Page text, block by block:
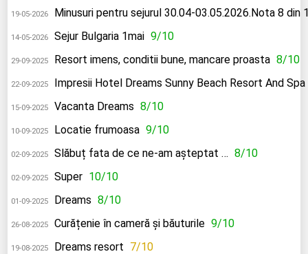
19-05-2026 Minusuri pentru sejurul 30.04-03.05.2026.Nota 8 din
14-05-2026 Sejur Bulgaria 1mai 9/10
29-09-2025 Resort imens, conditii bune, mancare proasta 8/10
22-09-2025 Impresii Hotel Dreams Sunny Beach Resort And Spa
15-09-2025 Vacanta Dreams 8/10
10-09-2025 Locatie frumoasa 9/10
02-09-2025 Slăbuț fata de ce ne-am așteptat … 8/10
02-09-2025 Super 10/10
01-09-2025 Dreams 8/10
26-08-2025 Curățenie în cameră și băuturile 9/10
19-08-2025 Dreams resort 7/10